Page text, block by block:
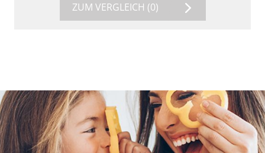
ZUM VERGLEICH (0)